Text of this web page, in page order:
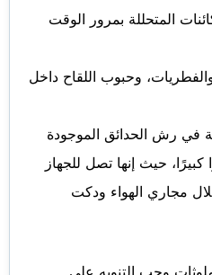
المتحللة بمرور الوقت
والفطريات، وحبوب اللقاح داخل
في رش الحدائق الموجودة
حيث إنها تصل للجهاز
مجاري الهواء ودكت
وجب التنويه على